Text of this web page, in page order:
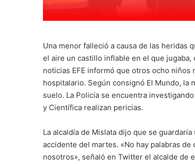
Una menor falleció a causa de las
el aire un castillo inflable en el que jugaba,
noticias EFE informó que otros ocho
hospitalario. Según consignó El Mundo,
suelo. La Policía se encuentra
y Científica realizan pericias.
La alcaldía de Mislata dijo que se
accidente del martes. «No hay palabras
nosotros», señaló en Twitter el alcalde de